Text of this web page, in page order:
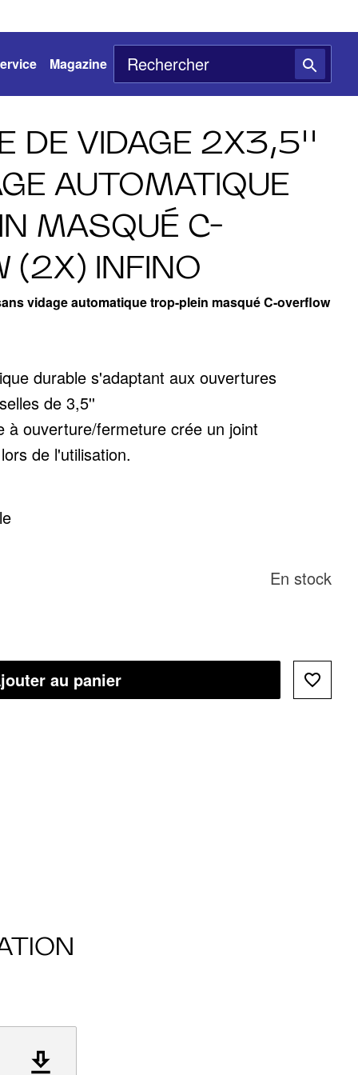
Magazine
DE VIDAGE 2X3,5''
AUTOMATIQUE
MASQUÉ C-
(2X) INFINO
vidage automatique trop-plein masqué C-overflow
durable s'adaptant aux ouvertures
de 3,5''
à ouverture/fermeture crée un joint
de l'utilisation.
En stock
au panier